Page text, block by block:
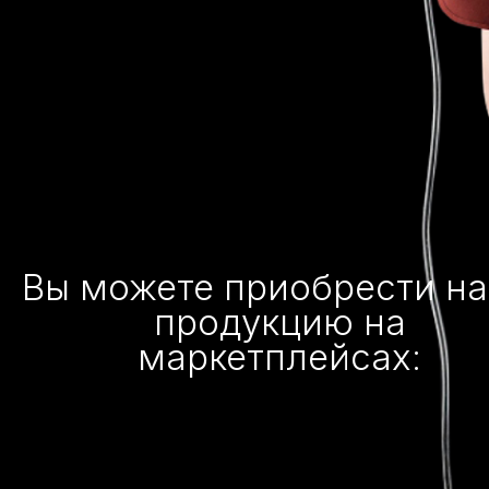
Вы можете приобрести
продукцию на
маркетплейсах: